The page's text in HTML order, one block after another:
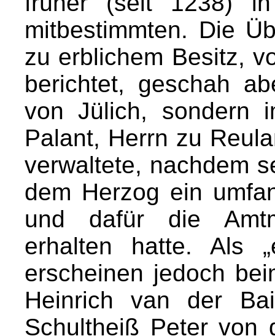
mitbestimmten. Die
zu erblichem Besitz,
berichtet, geschah
von Jülich, sondern
Palant, Herrn zu
verwaltete, nachdem
dem Herzog ein
und dafür die
erhalten hatte. Als
erscheinen jedoch
Heinrich van der
Schultheiß Peter von